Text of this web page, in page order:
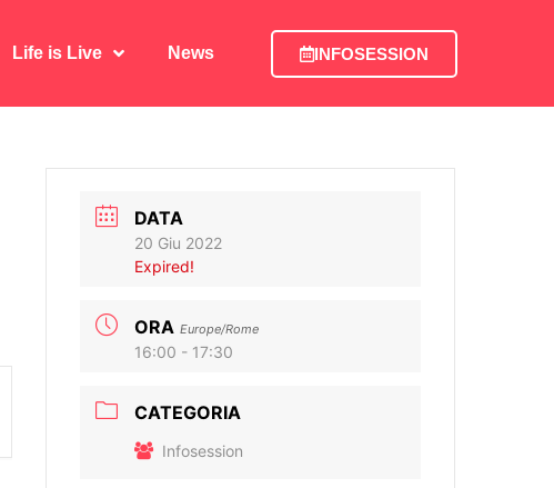
Life is Live News
INFOSESSION
DATA
20 Giu 2022
Expired!
ORA Europe/Rome
16:00 - 17:30
CATEGORIA
Infosession